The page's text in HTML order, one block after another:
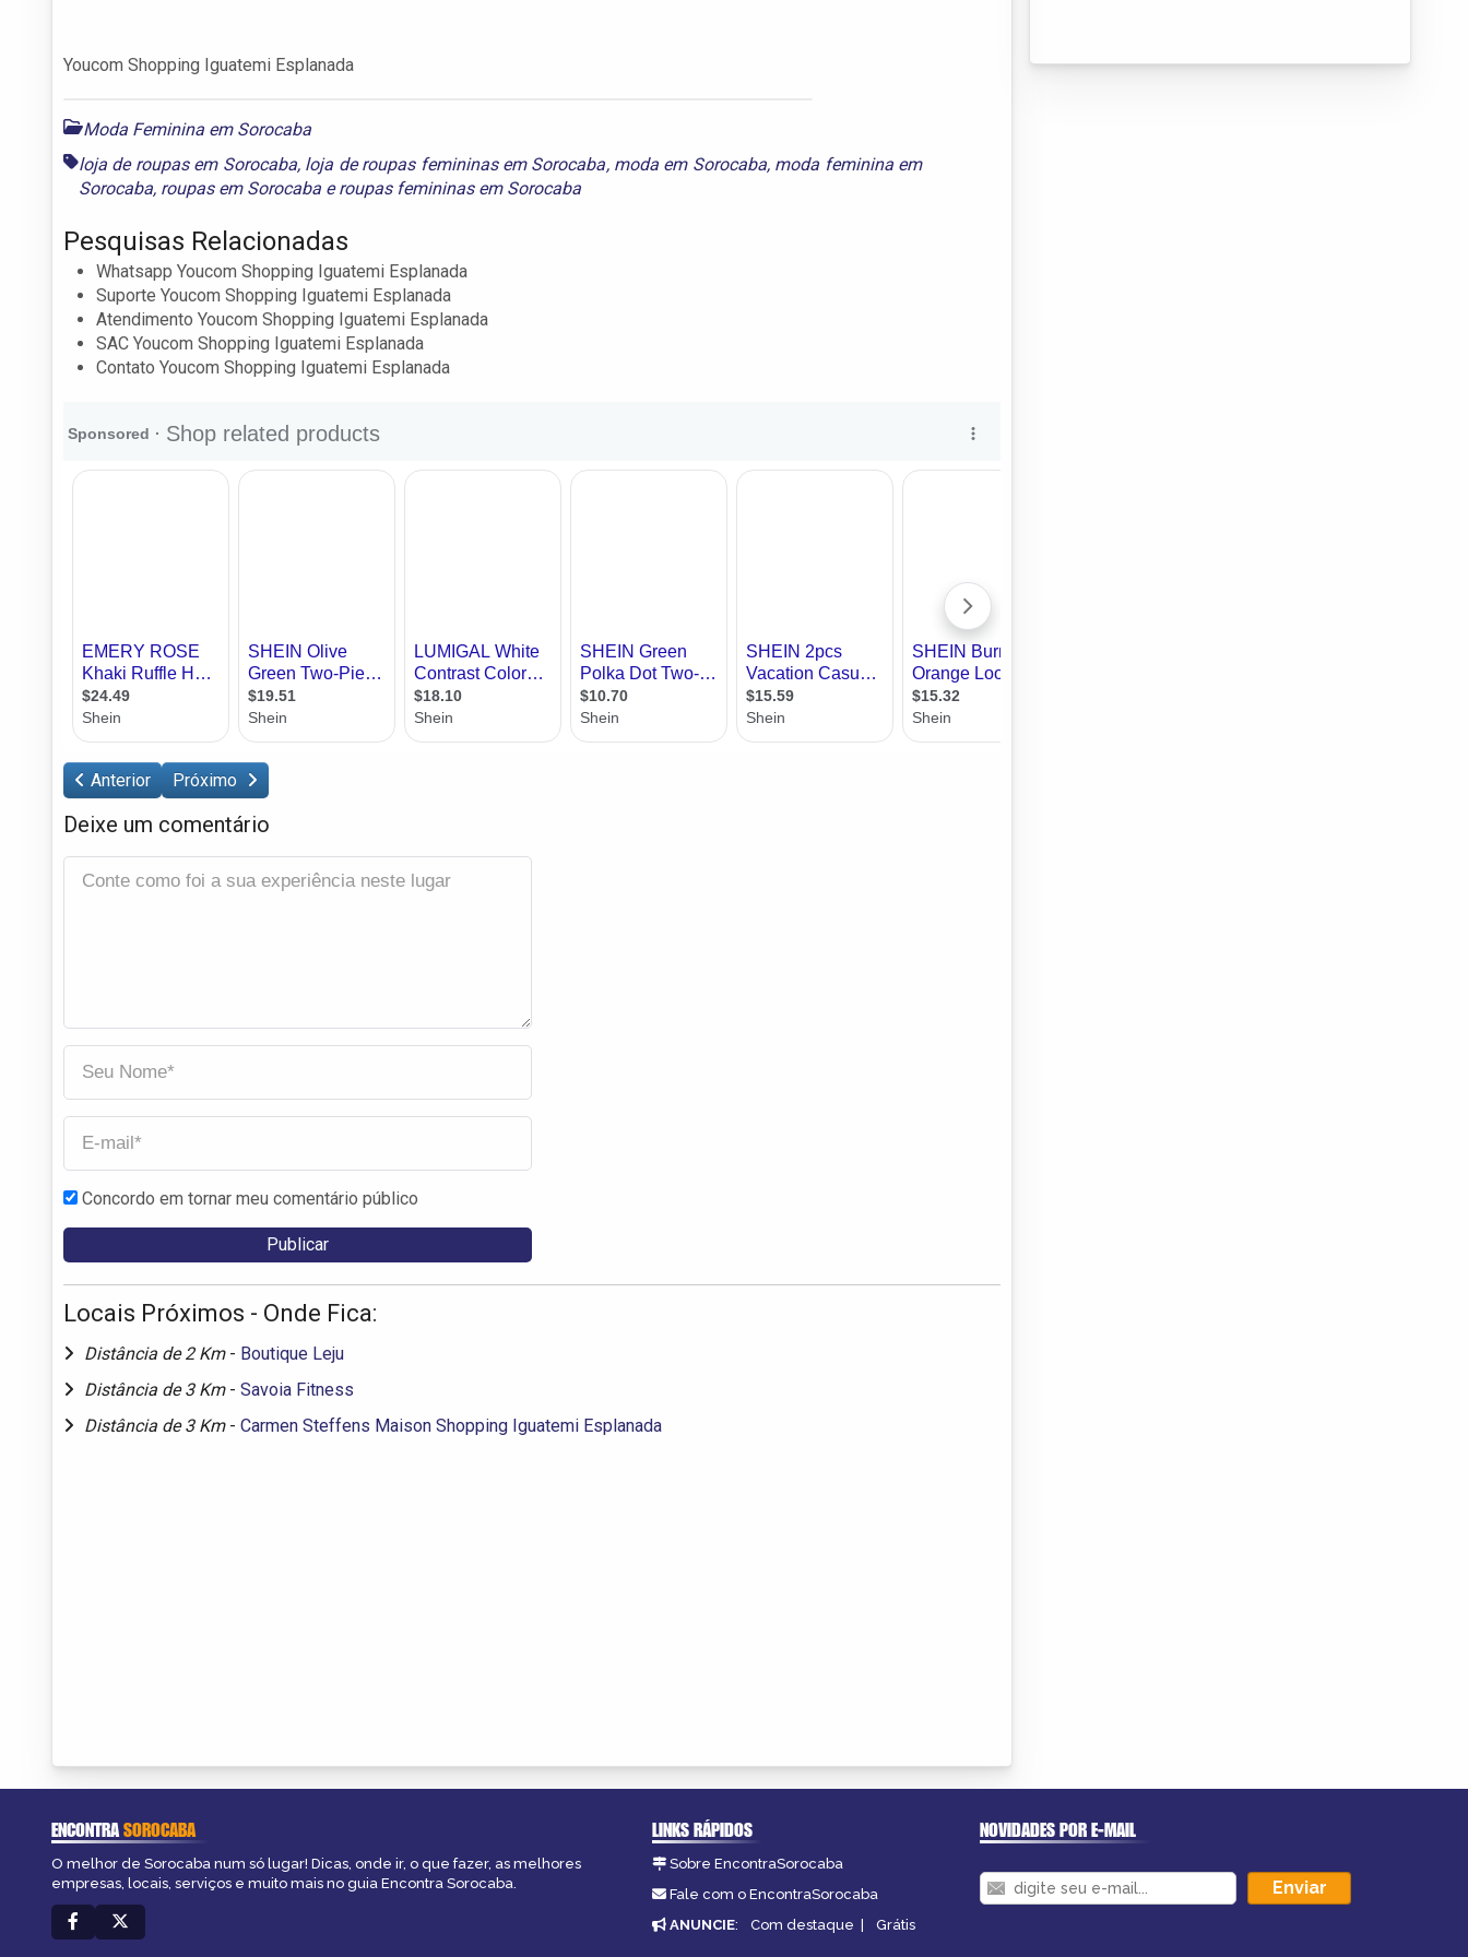
Youcom Shopping Iguatemi Esplanada
Moda Feminina em Sorocaba
loja de roupas em Sorocaba, loja de roupas femininas em Sorocaba, moda em Sorocaba, moda feminina em
Sorocaba, roupas em Sorocaba eroupas femininas em Sorocaba
Pesquisas Relacionadas
Whatsapp Youcom Shopping Iguatemi Esplanada
Suporte Youcom Shopping Iguatemi Esplanada
Atendimento Youcom Shopping Iguatemi Esplanada
SAC Youcom Shopping Iguatemi Esplanada
Contato Youcom Shopping Iguatemi Esplanada
Anterior Próximo
Deixe um comentário
Concordo em tornar meu comentário público
Locais Próximos - Onde Fica:
Distância de 2 Km - Boutique Leju
Distância de 3 Km - Savoia Fitness
Distância de 3 Km - Carmen Steffens Maison Shopping Iguatemi Esplanada
ENCONTRASOROCABA
O melhor de Sorocaba num só lugar! Dicas, onde ir, o que fazer, as melhores
empresas, locais, serviços e muito mais no guia Encontra Sorocaba.
LINKS RÁPIDOS
Sobre EncontraSorocaba
Fale com o EncontraSorocaba
ANUNCIE: Com destaque | Grátis
NOVIDADES POR E-MAIL